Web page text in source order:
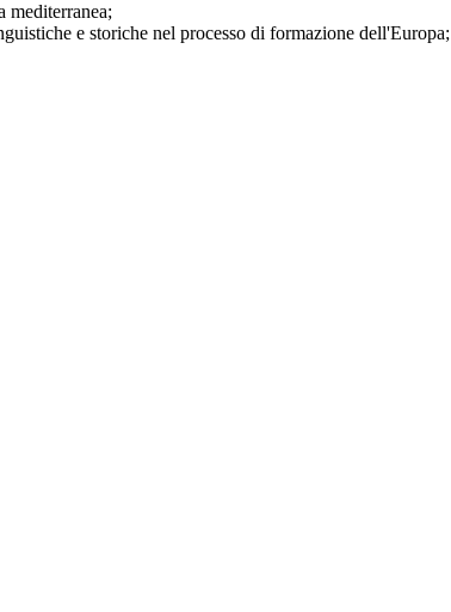
mediterranea;
e storiche nel processo di formazione dell'Europa;